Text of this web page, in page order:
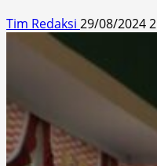
Tim Redaksi 29/08/2024